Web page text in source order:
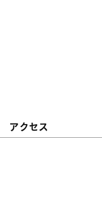
アクセス